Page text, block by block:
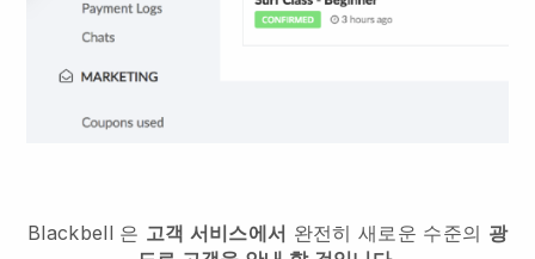
Blackbell 은 고객 서비스에서 완전히 새로운 수준의 광